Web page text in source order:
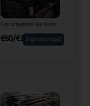
Tulp schaaldeel 40/76mm
€60/€100m²2 op voorraad